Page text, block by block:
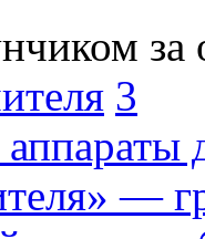
3
—